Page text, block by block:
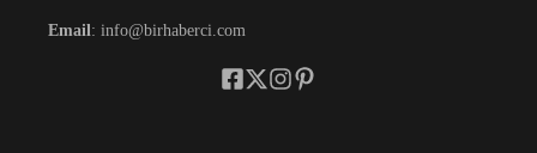
Email : info@birhaberci.com